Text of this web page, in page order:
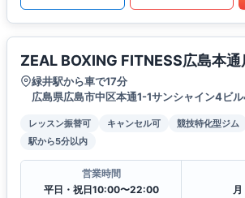
ZEAL BOXING FITNESS広島本通
緑井駅から車で17分
広島県広島市中区本通1-1サンシャイン4ビ
レッスン振替可 キャンセル可 競技特化型ジム
駅から5分以内
営業時間
平日・祝日10:00〜22:00